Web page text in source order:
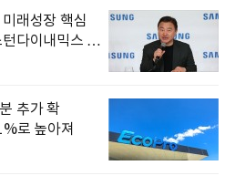
래성장 핵심
다이내믹스 출
추가 확
로 높아져